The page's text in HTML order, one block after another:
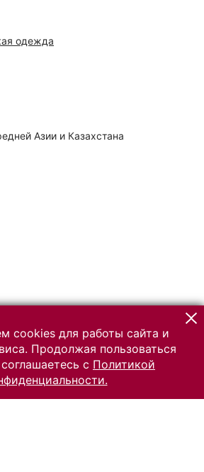
одежда
Азии и Казахстана
cookies для работы сайта и
Продолжая пользоваться
с Политикой